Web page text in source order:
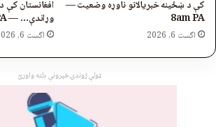
کې د ښځینه خبریالانو ناوړه وضعیت —
8am PA
اگست 6, 2026
افغانستان کې
وړاندې… — 8am PA
اگست 6, 2026
ټولې ژوندۍ خپرونې دلته واورئ